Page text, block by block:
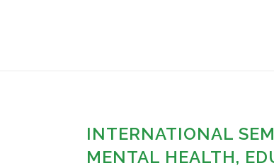
INTERNATIONAL
MENTAL HEALTH,